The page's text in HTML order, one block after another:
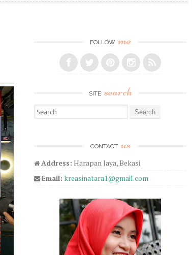
FOLLOW me
SITE search
Search for:
CONTACT us
Address: Harapan Jaya, Bekasi
Email: kreasinatara1@gmail.com